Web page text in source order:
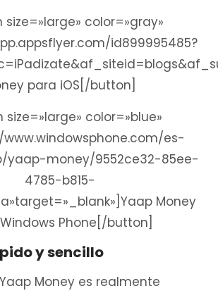
size=»large» color=»gray»
id899995485?
para iOS[/button]
size=»large» color=»blue»
es-
yaap-money/9552ce32-85ee-
4785-b815-
Money
Phone[/button]
y sencillo
Money es realmente